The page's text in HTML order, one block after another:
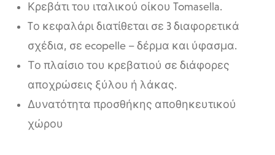
Κρεβάτι του ιταλικού οίκου Tomasella.
Tο κεφαλάρι διατίθεται σε 3 διαφορετικά
σχέδια, σε ecopelle – δέρμα και ύφασμα.
Το πλαίσιο του κρεβατιού σε διάφορες
αποχρώσεις ξύλου ή λάκας.
Δυνατότητα προσθήκης αποθηκευτικού
χώρου